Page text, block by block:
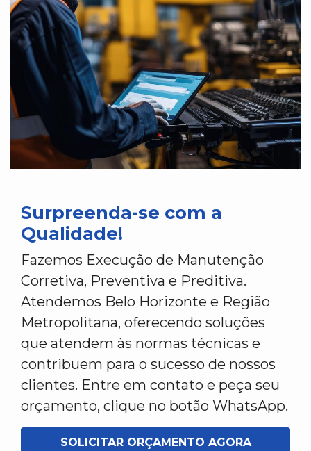
Surpreenda-se com a
Qualidade!
Fazemos Execução de Manutenção
Corretiva, Preventiva e Preditiva.
Atendemos Belo Horizonte e Região
Metropolitana, oferecendo soluções
que atendem às normas técnicas e
contribuem para o sucesso de nossos
clientes. Entre em contato e peça seu
orçamento, clique no botão WhatsApp.
SOLICITAR ORÇAMENTO AGORA